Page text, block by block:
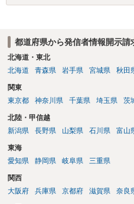
く、ここで詳細を明らかにするこ
都道府県から発信者情報開示請
北海道・東北
北海道
青森県 岩手県 宮城県 秋田
関東
東京都
神奈川県 千葉県 埼玉県 茨
北陸・甲信越
新潟県
長野県 山梨県 石川県 富山
東海
愛知県
静岡県 岐阜県 三重県
関西
大阪府
兵庫県 京都府 滋賀県 奈良